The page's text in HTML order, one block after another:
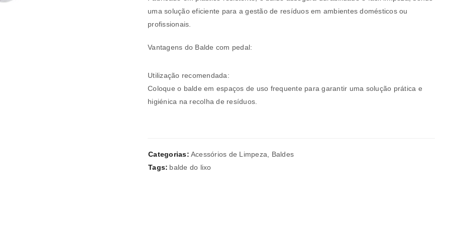
REGISTAR NOVA CONTA
uma solução eficiente para a gestão de resíduos em ambientes domésticos ou
profissionais.
Vantagens do Balde com pedal:
Utilização recomendada:
Coloque o balde em espaços de uso frequente para garantir uma solução prática e
higiénica na recolha de resíduos.
Categorias: Acessórios de Limpeza
Baldes
Tags: balde do lixo